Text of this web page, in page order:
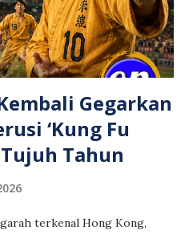
membuat spekulasi atau
belum disahkan sehingga
Gegarkan
‘Kung Fu
Tujuh Tahun
terkenal Hong Kong,